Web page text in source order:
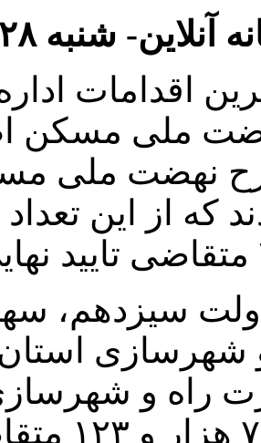
آنلاین- شنبه ۲۸-۱۱-۱۴۰۲
اقدامات
ملی مسکن
سیزدهم،
استان
راه و